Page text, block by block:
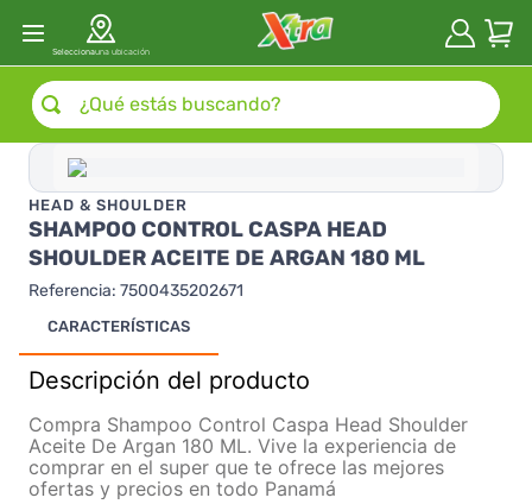
Seleccionauna ubicación
¿Qué estás buscando?
HEAD & SHOULDER
SHAMPOO CONTROL CASPA HEAD
SHOULDER ACEITE DE ARGAN 180 ML
Referencia: 7500435202671
CARACTERÍSTICAS
Descripción del producto
Compra Shampoo Control Caspa Head Shoulder
Aceite De Argan 180 ML. Vive la experiencia de
comprar en el super que te ofrece las mejores
ofertas y precios en todo Panamá